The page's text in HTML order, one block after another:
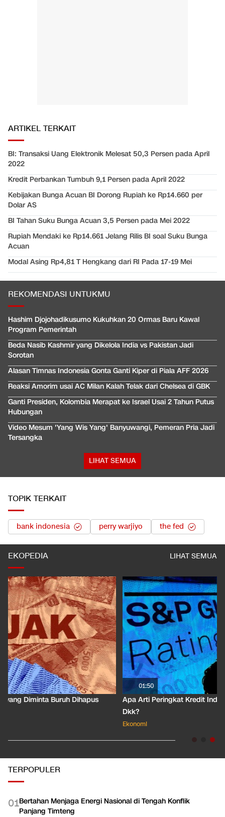
ARTIKEL TERKAIT
BI: Transaksi Uang Elektronik Melesat 50,3 Persen pada April
2022
Kredit Perbankan Tumbuh 9,1 Persen pada April 2022
Kebijakan Bunga Acuan BI Dorong Rupiah ke Rp14.660 per
Dolar AS
BI Tahan Suku Bunga Acuan 3,5 Persen pada Mei 2022
Rupiah Mendaki ke Rp14.661 Jelang Rilis BI soal Suku Bunga
Acuan
Modal Asing Rp4,81 T Hengkang dari RI Pada 17-19 Mei
REKOMENDASI UNTUKMU
Hashim Djojohadikusumo Kukuhkan 20 Ormas Baru Kawal
Program Pemerintah
Beda Nasib Kashmir yang Dikelola India vs Pakistan Jadi
Sorotan
Alasan Timnas Indonesia Gonta Ganti Kiper di Piala AFF 2026
Reaksi Amorim usai AC Milan Kalah Telak dari Chelsea di GBK
Ganti Presiden, Kolombia Merapat ke Israel Usai 2 Tahun Putus
Hubungan
Video Mesum 'Yang Wis Yang' Banyuwangi, Pemeran Pria Jadi
Tersangka
LIHAT SEMUA
TOPIK TERKAIT
bank indonesia perry warjiyo the fed
EKOPEDIA LIHAT SEMUA
01:50
Apa Arti Peringkat Kredit Indonesia yang Dirilis S&P Global
TERPOPULER
01Bertahan Menjaga Energi Nasional di Tengah Konflik
Panjang Timteng